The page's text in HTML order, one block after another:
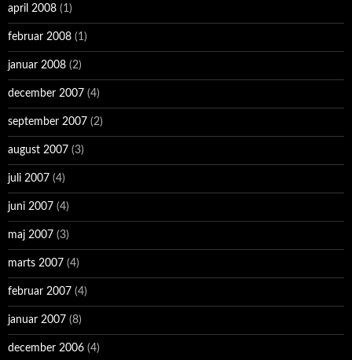
april 2008 (1)
februar 2008 (1)
januar 2008 (2)
december 2007 (4)
september 2007 (2)
august 2007 (3)
juli 2007 (4)
juni 2007 (4)
maj 2007 (3)
marts 2007 (4)
februar 2007 (4)
januar 2007 (8)
december 2006 (4)